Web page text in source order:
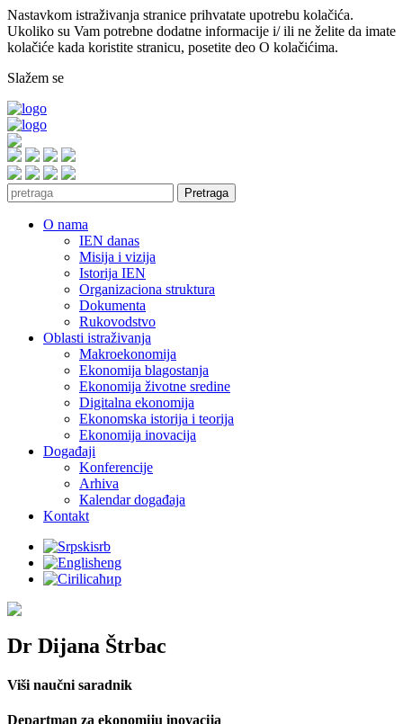
Nastavkom istraživanja stranice prihvatate upotrebu kolačića.
Ukoliko su Vam potrebne dodatne informacije i/ ili ne želite da imate
kolačiće kada koristite stranicu, posetite deo O kolačićima.
Slažem se
Pretraga
O nama
IEN danas
Misija i vizija
Istorija IEN
Organizaciona struktura
Dokumenta
Rukovodstvo
Oblasti istraživanja
Makroekonomija
Ekonomija blagostanja
Ekonomija životne sredine
Digitalna ekonomija
Ekonomska istorija i teorija
Ekonomija inovacija
Događaji
Konferencije
Arhiva
Кalendar događaja
Kontakt
srb
eng
ћир
Dr Dijana Štrbac
Viši naučni saradnik
Departman za ekonomiju inovacija